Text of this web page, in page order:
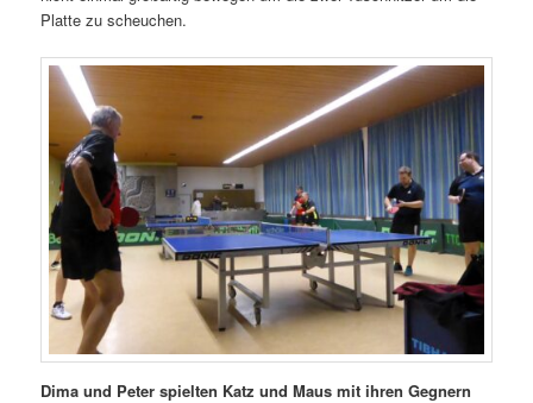
Platte zu scheuchen.
Dima und Peter spielten Katz und Maus mit ihren Gegnern